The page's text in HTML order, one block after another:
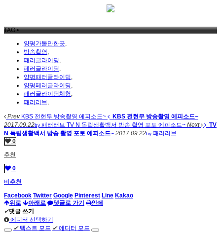
TAG •
양평가볼만한곳
방송촬영
패러글라이딩
페러글라이딩
양평패러글라이딩
양평페러글라이딩
패러글라이딩체험
패러러브
PrevKBS 전현무 방송촬영 에피소드~
KBS 전현무 방송촬영 에피소드~
2017.09.22by 패러러브 TV N 독립생활백서 방송 촬영 포토 에피소드~ Next
TV
N 독립생활백서 방송 촬영 포토 에피소드~ 2017.09.22by 패러러브
0
추천
0
비추천
Facebook Twitter Google Pinterest Line Kakao
위로
아래로 댓글로 가기
인쇄
✔댓글 쓰기
에디터 선택하기
✔ 텍스트 모드 ✔에디터 모드